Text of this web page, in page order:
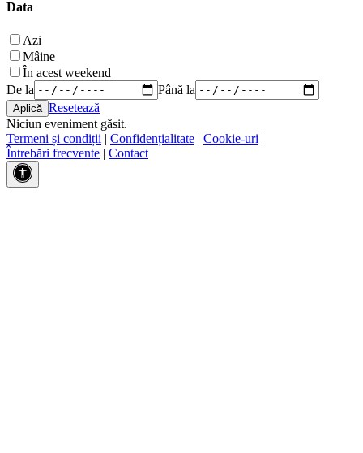
Data
Azi
Mâine
În acest weekend
De la
Până la
Resetează
Niciun eveniment găsit.
Termeni și condiții | Confidențialitate | Cookie-uri |
Întrebări frecvente | Contact